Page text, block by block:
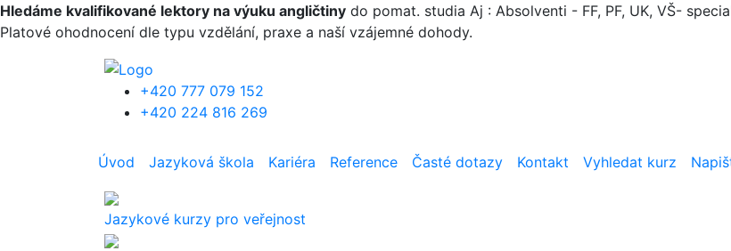
Přejít k hlavnímu obsahu
Hledáme kvalifikované lektory na výuku angličtiny do pomat. studia Aj : Absolventi - FF, PF, UK, VŠ-
Platové ohodnocení dle typu vzdělání, praxe a naší vzájemné dohody.
+420 777 079 152
+420 224 816 269
Úvod Jazyková škola Kariéra Reference Časté dotazy Kontakt Vyhledat kurz
Jazykové kurzy pro veřejnost